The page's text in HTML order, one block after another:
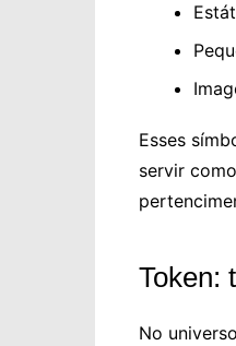
Esses
servir
Token:
No